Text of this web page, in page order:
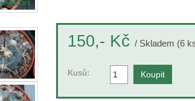
150,- Kč / Skladem (6
Kusů: